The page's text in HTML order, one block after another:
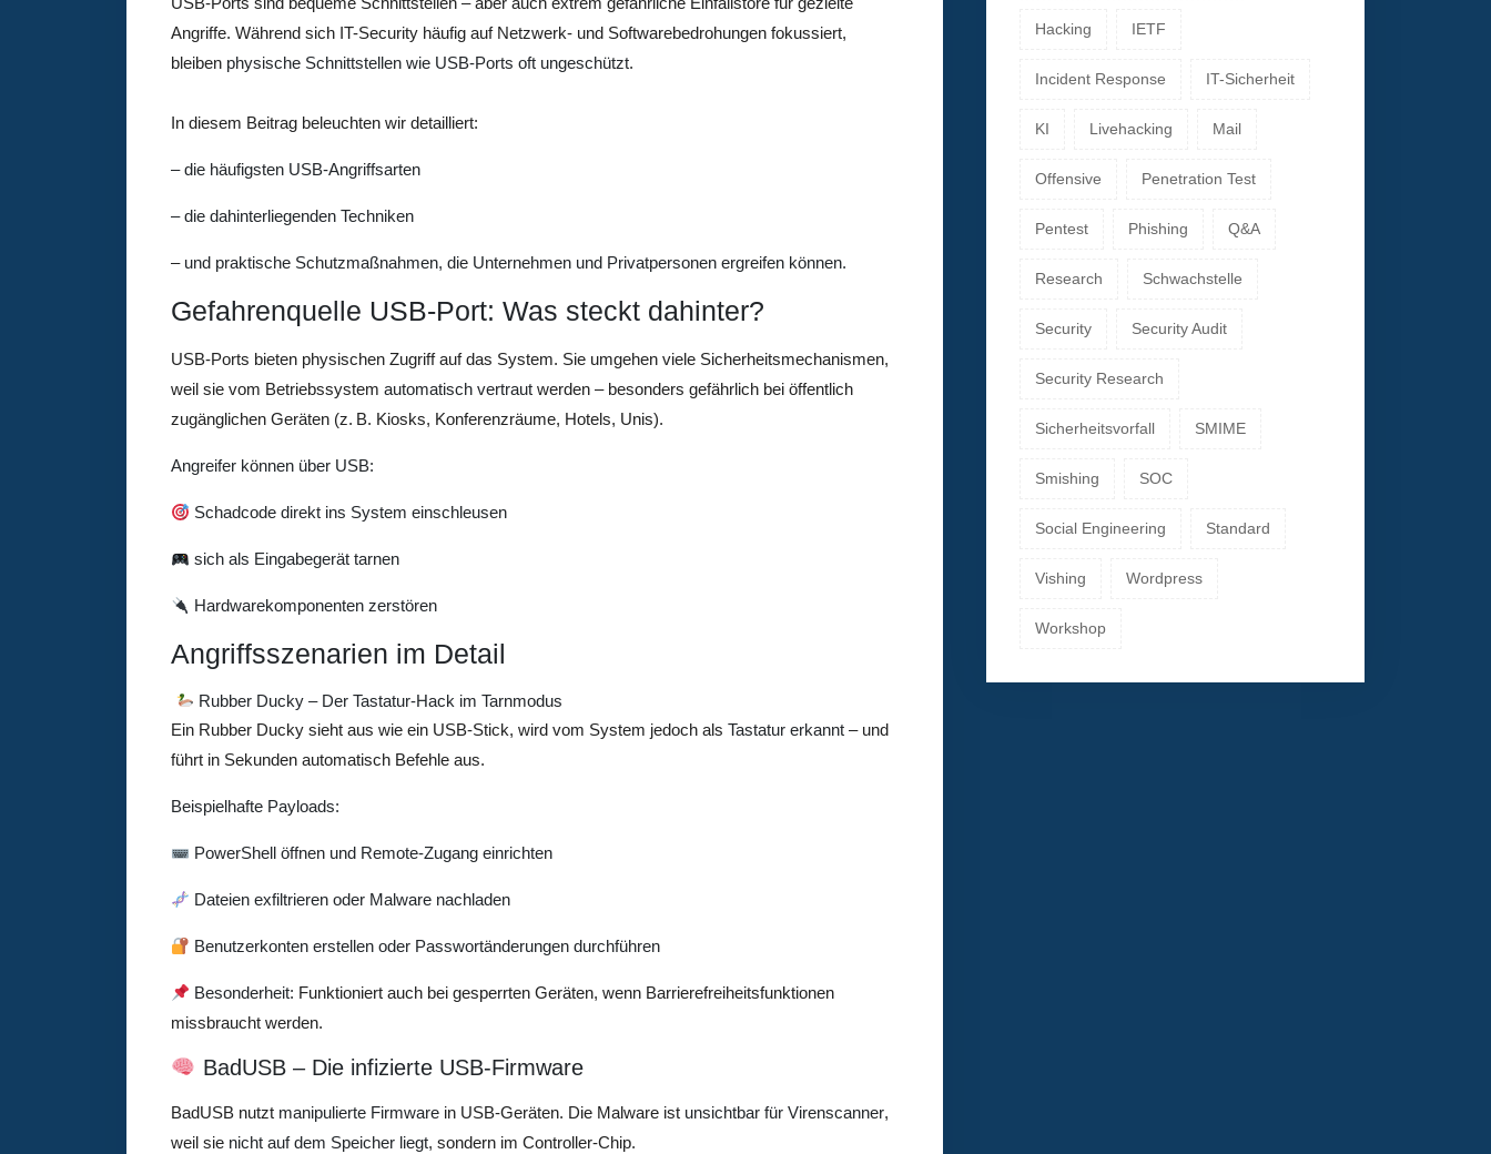
Angriffe. Während sich IT-Security häufig auf Netzwerk- und Softwarebedrohungen fokussiert,
bleiben physische Schnittstellen wie USB-Ports oft ungeschützt.
In diesem Beitrag beleuchten wir detailliert:
– die häufigsten USB-Angriffsarten
–die dahinterliegenden Techniken
– und praktische Schutzmaßnahmen, die Unternehmen und Privatpersonen ergreifen können.
Gefahrenquelle USB-Port: Was steckt dahinter?
USB-Ports bieten physischen Zugriff auf das System. Sie umgehen viele Sicherheitsmechanismen,
weil sie vom Betriebssystem automatisch vertraut werden – besonders gefährlich bei öffentlich
zugänglichen Geräten (z. B. Kiosks, Konferenzräume, Hotels, Unis).
Angreifer können über USB:
Schadcode direkt ins System einschleusen
sich als Eingabegerät tarnen
Hardwarekomponenten zerstören
Angriffsszenarien im Detail
Rubber Ducky – Der Tastatur-Hack im Tarnmodus
Ein Rubber Ducky sieht aus wie ein USB-Stick, wird vom System jedoch als Tastatur erkannt – und
führt in Sekunden automatisch Befehle aus.
Beispielhafte Payloads:
PowerShell öffnen und Remote-Zugang einrichten
Dateien exfiltrieren oder Malware nachladen
Benutzerkonten erstellen oder Passwortänderungen durchführen
Besonderheit: Funktioniert auch bei gesperrten Geräten, wenn Barrierefreiheitsfunktionen
missbraucht werden.
BadUSB – Die infizierte USB-Firmware
BadUSB nutzt manipulierte Firmware in USB-Geräten. Die Malware ist unsichtbar für Virenscanner,
weil sie nicht auf dem Speicher liegt, sondern im Controller-Chip.
Hacking IETF
Incident Response IT-Sicherheit
KI Livehacking Mail
Offensive Penetration Test
Pentest Phishing Q&A
Research Schwachstelle
Security Security Audit
Security Research
Sicherheitsvorfall SMIME
Smishing SOC
Social Engineering Standard
Vishing Wordpress
Workshop